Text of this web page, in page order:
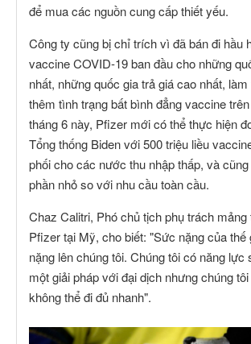
để mua các nguồn cung cấp thiết yếu.
Công ty cũng bị chỉ trích vì đã bán đi hầu
vaccine COVID-19 ban đầu cho những
nhất, những quốc gia trả giá cao nhất,
thêm tình trạng bất bình đẳng vaccine
tháng 6 này, Pfizer mới có thể thực hiện
Tổng thống Biden với 500 triệu liều
phối cho các nước thu nhập thấp, và
phần nhỏ so với nhu cầu toàn cầu.
Chaz Calitri, Phó chủ tịch phụ trách
Pfizer tại Mỹ, cho biết: "Sức nặng của thế
nặng lên chúng tôi. Chúng tôi có năng lực
một giải pháp với đại dịch nhưng chúng
không thể đi đủ nhanh".